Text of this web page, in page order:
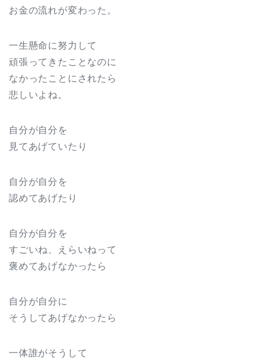
お金の流れが変わった。
一生懸命に努力して
頑張ってきたことなのに
なかったことにされたら
悲しいよね。
自分が自分を
見てあげていたり
自分が自分を
認めてあげたり
自分が自分を
すごいね、えらいねって
褒めてあげなかったら
自分が自分に
そうしてあげなかったら
一体誰がそうして